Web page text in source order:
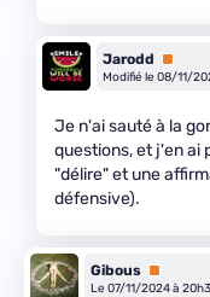
Jarodd
Premium
Modifié le 08/11/
Je n'ai sauté à la
questions, et j'en ai
"délire" et une
défensive).
Gibous Premium
Le 07/11/2024 à